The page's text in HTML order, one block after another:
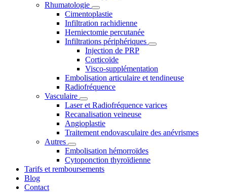
Rhumatologie
Cimentoplastie
Infiltration rachidienne
Herniectomie percutanée
Infiltrations périphériques
Injection de PRP
Corticoïde
Visco-supplémentation
Embolisation articulaire et tendineuse
Radiofréquence
Vasculaire
Laser et Radiofréquence varices
Recanalisation veineuse
Angioplastie
Traitement endovasculaire des anévrismes
Autres
Embolisation hémorroïdes
Cytoponction thyroïdienne
Tarifs et remboursements
Blog
Contact